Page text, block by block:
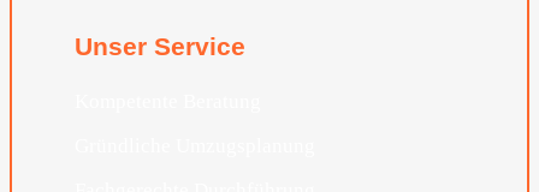
Unser Service